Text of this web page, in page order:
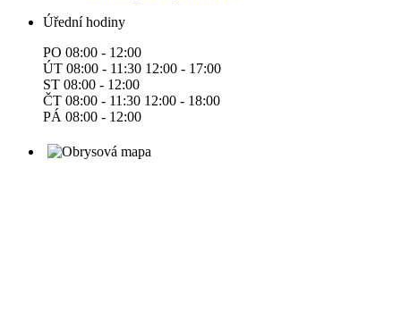
Úřední hodiny
PO 08:00 - 12:00
ÚT 08:00 - 11:30 12:00 - 17:00
ST 08:00 - 12:00
ČT 08:00 - 11:30 12:00 - 18:00
PÁ 08:00 - 12:00